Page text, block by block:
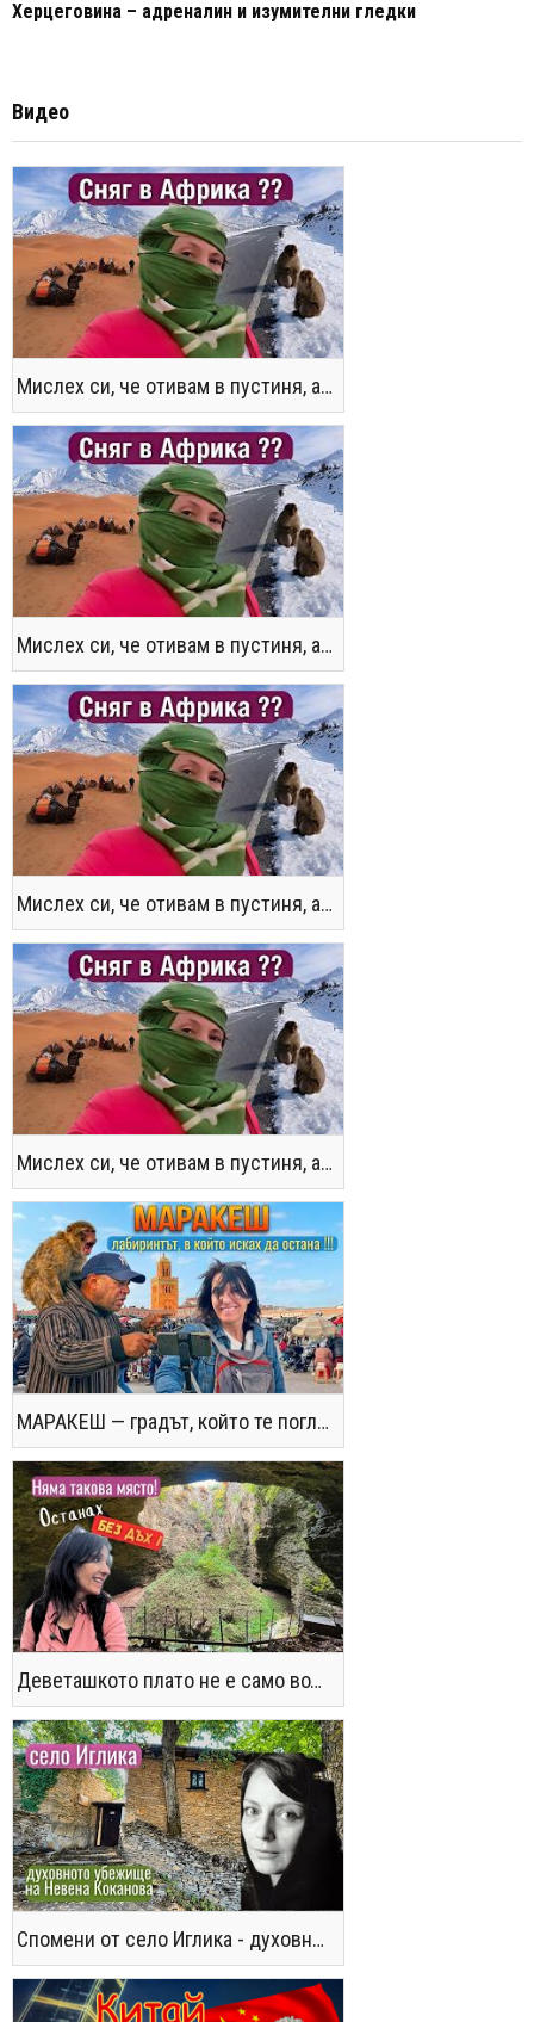
Херцеговина – адреналин и изумителни гледки
Видео
Мислех си, че отивам в пустиня, а се озовах в снега !! / Not the Morocco You Know
Мислех си, че отивам в пустиня, а се озовах в снега !! / Not the Morocco You Know
Мислех си, че отивам в пустиня, а се озовах в снега !! / Not the Morocco You Know
Мислех си, че отивам в пустиня, а се озовах в снега !! / Not the Morocco You Know
МАРАКЕШ — градът, който те поглъща без предупреждение
Деветашкото плато не е само водопади и пещери - последвайте ме!
Спомени от село Иглика - духовното убежище на Невена Коканова